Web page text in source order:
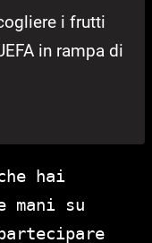
i frutti
in rampa di
hai
mani su